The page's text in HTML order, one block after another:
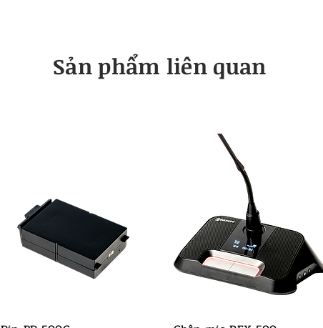
​Sản phẩm liên quan